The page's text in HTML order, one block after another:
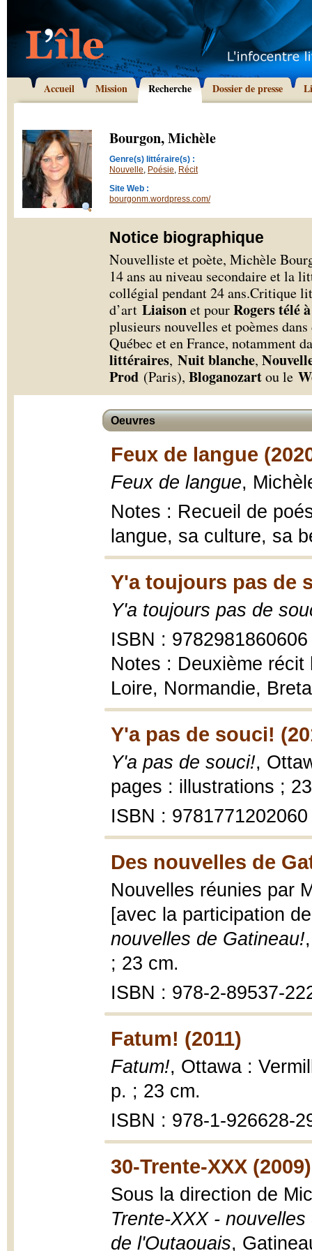
Accueil Mission Recherche Dossier de presse
Bourgon, Michèle
Genre(s) littéraire(s) :
Nouvelle, Poésie, Récit
Site Web :
bourgonm.wordpress.com/
Notice biographique
Nouvelliste et poète, Michèle
14 ans au niveau secondaire et la
collégial pendant 24 ans.Critique
d’art Liaisonet pourRogers télé
plusieurs nouvelles et poèmes
Québec et en France, notamment
littéraires, Nuit blanche,
Prod (Paris), Bloganozartou le
Oeuvres
Feux de langue
Feux de langue,
Notes : Recueil de
langue, sa culture, sa
Y'a toujours pas de
Y'a toujours pas de
ISBN : 9782981860606
Notes : Deuxième récit
Loire, Normandie,
Y'a pas de souci!
Y'a pas de souci!,
pages : illustrations ;
ISBN : 9781771202060
Des nouvelles de
Nouvelles réunies par
[avec la participation
nouvelles de Gatineau!
; 23 cm.
ISBN : 978-2-89537-
Fatum! (2011)
Fatum!, Ottawa :
p. ; 23 cm.
ISBN : 978-1-926628-
30-Trente-XXX (2009)
Sous la direction de
Trente-XXX -
de l'Outaouais,